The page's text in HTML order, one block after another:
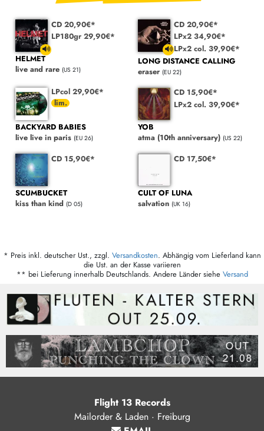
CD 20,90€*
LP180gr 29,90€*
HELMET
live and rare (US 21)
CD 20,90€*
LPx2 34,90€*
LPx2 col. 39,90€*
LONG DISTANCE CALLING
eraser (EU 22)
LPcol 29,90€*
BACKYARD BABIES
live live in paris (EU 26)
CD 15,90€*
LPx2 col. 39,90€*
YOB
atma (10th anniversary) (US 22)
CD 15,90€*
SCUMBUCKET
kiss than kind (D 05)
CD 17,50€*
CULT OF LUNA
salvation (UK 16)
* Preis inkl. deutscher Ust., zzgl. Versandkosten. Abhängig vom Lieferland kann
die Ust. an der Kasse variieren
** bei Lieferung innerhalb Deutschlands. Andere Länder siehe Versand
Flight 13 Records
Mailorder & Laden · Freiburg